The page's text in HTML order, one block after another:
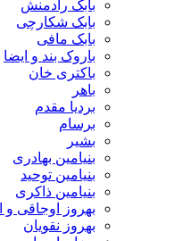
بابک رادمنش
بابک شکارچی
بابک مافی
باروک بند و ایضا
باکتری خان
باهر
بردیا مقدم
برسام
بشیر
بنیامین بهادری
بنیامین توحید
بنیامین ذاکری
بهروز اوجاقی و
بهروز نقویان